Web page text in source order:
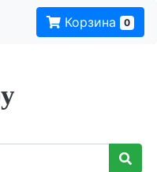
Корзина 0